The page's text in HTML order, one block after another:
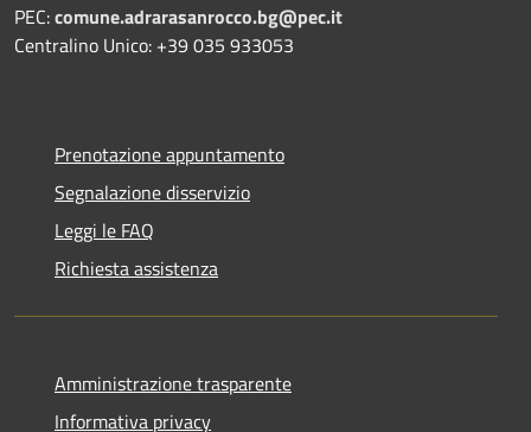
PEC:comune.adrarasanrocco.bg@pec.it
Centralino Unico: +39 035 933053
Prenotazione appuntamento
Segnalazione disservizio
Leggi le FAQ
Richiesta assistenza
Amministrazione trasparente
Informativa privacy